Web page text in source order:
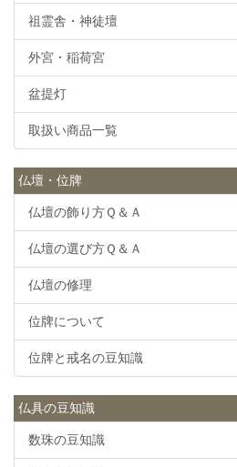
祖霊舎・神徒壇
外宮・稲荷宮
盆提灯
取扱い商品一覧
仏壇・位牌
仏壇の飾り方Ｑ＆Ａ
仏壇の選び方Ｑ＆Ａ
仏壇の修理
位牌について
位牌と戒名の豆知識
仏具の豆知識
数珠の豆知識